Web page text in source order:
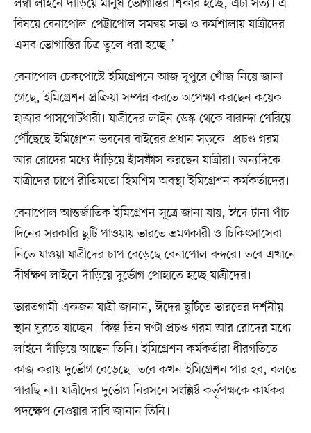
লম্বা লাইনে দাঁড়িয়ে মানুষ ভোগান্তির শিকার হচ্ছে, এটা সত্য। এ
বিষয়ে বেনাপোল-পেট্রাপোল সমন্বয় সভা ও কর্মশালায় যাত্রীদের
এসব ভোগান্তির চিত্র তুলে ধরা হচ্ছে।’
বেনাপোল চেকপোস্টে ইমিগ্রেশনে আজ দুপুরে খোঁজ নিয়ে জানা
গেছে, ইমিগ্রেশন প্রক্রিয়া সম্পন্ন করতে অপেক্ষা করছেন কয়েক
হাজার পাসপোর্টধারী। যাত্রীদের লাইন ডেস্ক থেকে বারান্দা পেরিয়ে
পৌঁছেছে ইমিগ্রেশন ভবনের বাইরের প্রধান সড়কে। প্রচণ্ড গরম
আর রোদের মধ্যে দাঁড়িয়ে হাঁসফাঁস করছেন যাত্রীরা। অন্যদিকে
যাত্রীদের চাপে রীতিমতো হিমশিম অবস্থা ইমিগ্রেশন কর্মকর্তাদের।
বেনাপোল আন্তর্জাতিক ইমিগ্রেশন সূত্রে জানা যায়, ঈদে টানা পাঁচ
দিনের সরকারি ছুটি পাওয়ায় ভারতে ভ্রমণকারী ও চিকিৎসাসেবা
নিতে যাওয়া যাত্রীদের চাপ বেড়েছে বেনাপোল বন্দরে। তবে এখানে
দীর্ঘক্ষণ লাইনে দাঁড়িয়ে দুর্ভোগ পোহাতে হচ্ছে যাত্রীদের।
ভারতগামী একজন যাত্রী জানান, ঈদের ছুটিতে ভারতের দর্শনীয়
স্থান ঘুরতে যাচ্ছেন। কিন্তু তিন ঘণ্টা প্রচণ্ড গরম আর রোদের মধ্যে
লাইনে দাঁড়িয়ে আছেন তিনি। ইমিগ্রেশন কর্মকর্তারা ধীরগতিতে
কাজ করায় দুর্ভোগ বেড়েছে। তবে কখন ইমিগ্রেশন পার হব, বলতে
পারছি না। যাত্রীদের দুর্ভোগ নিরসনে সংশ্লিষ্ট কর্তৃপক্ষকে কার্যকর
পদক্ষেপ নেওয়ার দাবি জানান তিনি।